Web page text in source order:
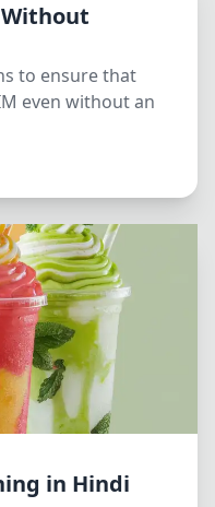
Without
to ensure that
even without an
in Hindi